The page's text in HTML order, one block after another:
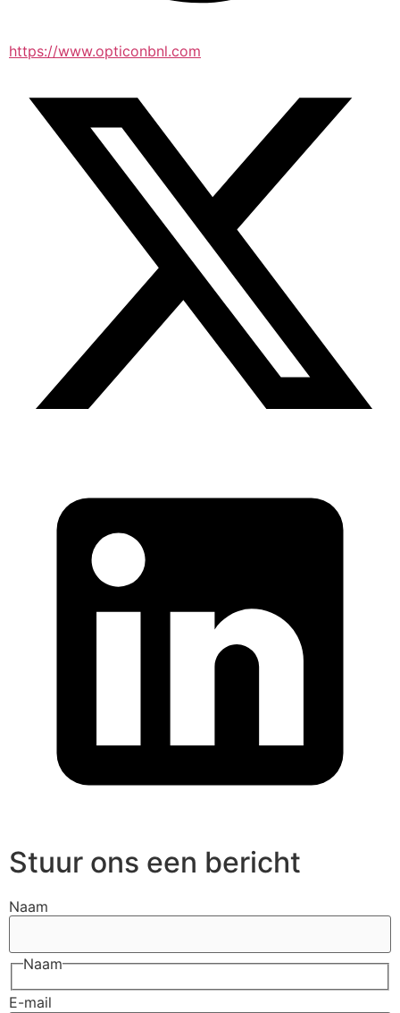
https://www.opticonbnl.com
Stuur ons een bericht
Naam
Naam
E-mail